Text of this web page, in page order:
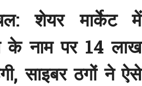
शेयर मार्केट में
के नाम पर 14 लाख
साइबर ठगों ने ऐसे